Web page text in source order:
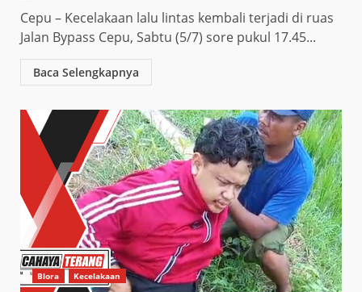
Cepu – Kecelakaan lalu lintas kembali terjadi di ruas
Jalan Bypass Cepu, Sabtu (5/7) sore pukul 17.45...
Baca Selengkapnya
Blora Kecelakaan